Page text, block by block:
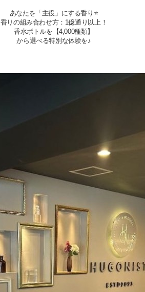
あなたを「主役」にする香り⭐
香りの組み合わせ方：1億通り以上！
香水ボトルを 【4,000種類】
から選べる特別な体験を♪